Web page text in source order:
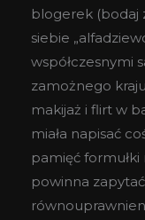
blogerek (bodaj
siebie
współczesnymi
zamożnego
makijaż i flirt w
miała napisać
pamięć formułki
powinna